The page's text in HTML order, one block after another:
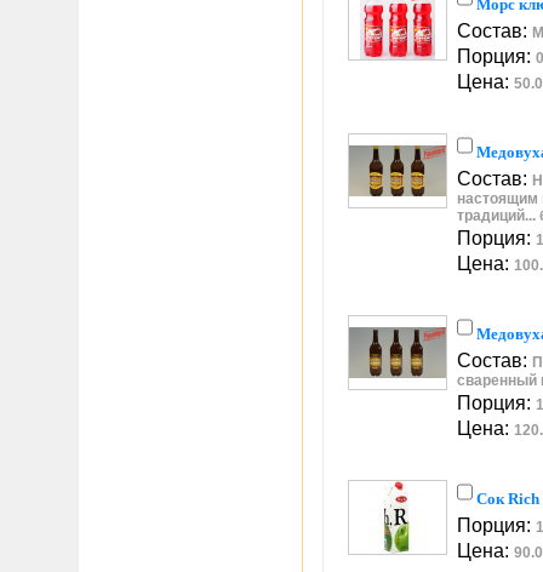
Морс
Состав:
Порция:
Цена:
Состав:
настоящим
традиций...
Порция:
Цена:
Состав:
сваренный
Порция:
Цена:
Сок Rich
Порция:
Цена: